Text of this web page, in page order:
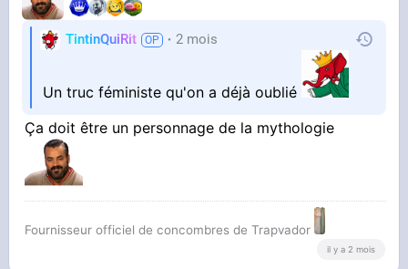
TintinQuiRit 2 mois
Un truc féministe qu'on a déjà oublié
Ça doit être un personnage de la mythologie
Fournisseur officiel de concombres de Trapvador
il y a 2 mois